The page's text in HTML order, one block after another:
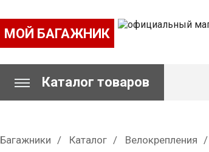
МОЙ БАГАЖНИК
Каталог товаров
Багажники Каталог Велокрепления